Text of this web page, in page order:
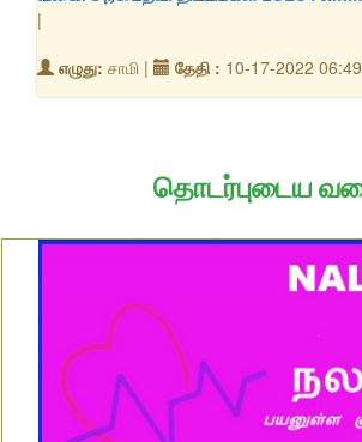
|
எழுது: சாமி | தேதி : 10-17-2022
தொடர்புடைய